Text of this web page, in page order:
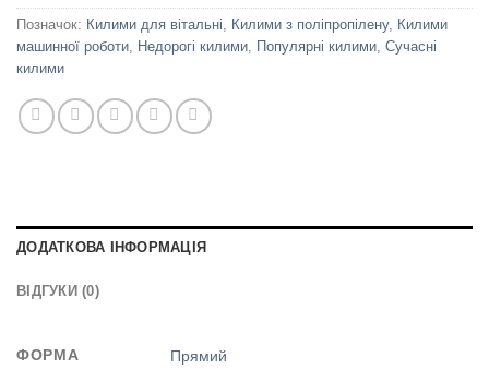
Позначок: Килими для вітальні Килими з поліпропілену, Килими
машинної роботи Недорогі килими Популярні килими Сучасні
килими
ДОДАТКОВА ІНФОРМАЦІЯ
ВІДГУКИ (0)
ФОРМА Прямий